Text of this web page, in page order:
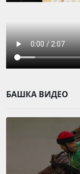
БАШКА ВИДЕО